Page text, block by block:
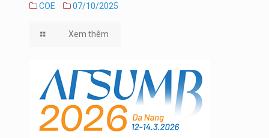
COE 07/10/2025
Xem thêm